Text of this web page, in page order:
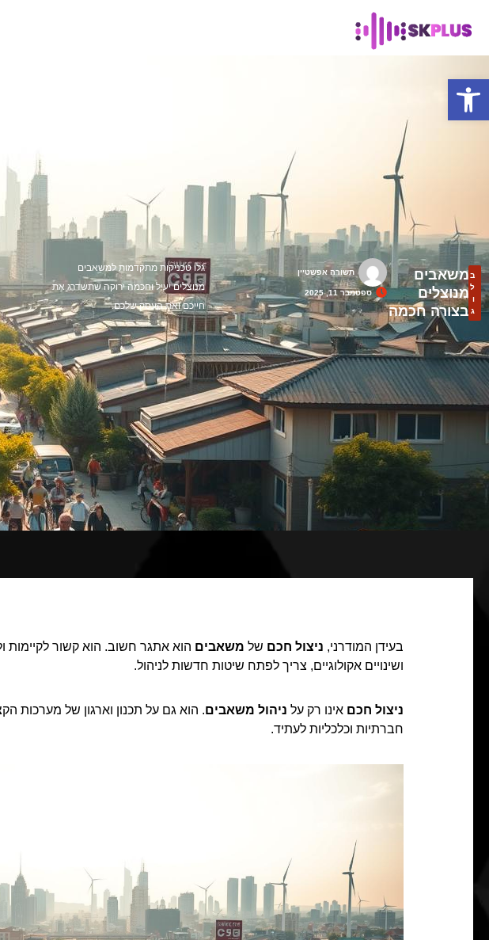
ב
ל
ו
ג
משאבים
מנוצלים
בצורה חכמה
תשורה אפשטיין
ספטמבר 11, 2025
גלו טכניקות מתקדמות למשאבים
מנוצלים יעיל וחכמה ירוקה שתשדרג את
חייכם ואת העסק שלכם.
בעידן המודרני, ניצול חכם של משאבים הוא אתגר חשוב. הוא קשור לקיימות
ושינויים אקולוגיים, צריך לפתח שיטות חדשות לניהול.
ניצול חכם אינו רק על ניהול משאבים. הוא גם על תכנון וארגון של
חברתיות וכלכליות לעתיד.
פתח סרגל נגישות